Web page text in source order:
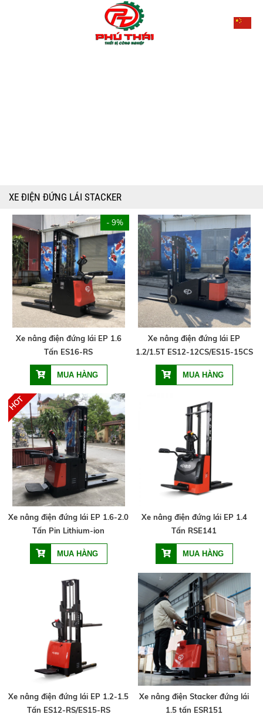
XE ĐIỆN ĐỨNG LÁI STACKER
- 9%
Xe nâng điện đứng lái EP 1.6
Tấn ES16-RS
Xe nâng điện đứng lái EP
1.2/1.5T ES12-12CS/ES15-15CS
Xe nâng điện đứng lái EP 1.6-2.0
Tấn Pin Lithium-ion
Xe nâng điện đứng lái EP 1.4
Tấn RSE141
Xe nâng điện đứng lái EP 1.2-1.5
Tấn ES12-RS/ES15-RS
Xe nâng điện Stacker đứng lái
1.5 tấn ESR151